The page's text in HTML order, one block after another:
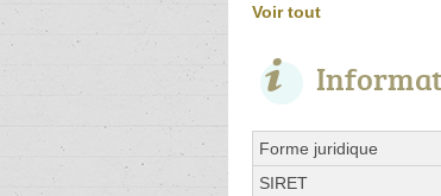
Voir tout
Forme juridique
SIRET